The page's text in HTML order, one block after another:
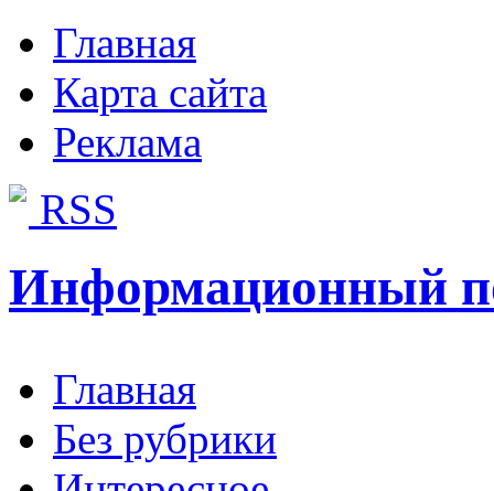
Главная
Карта сайта
Реклама
RSS
Информационный
Главная
Без рубрики